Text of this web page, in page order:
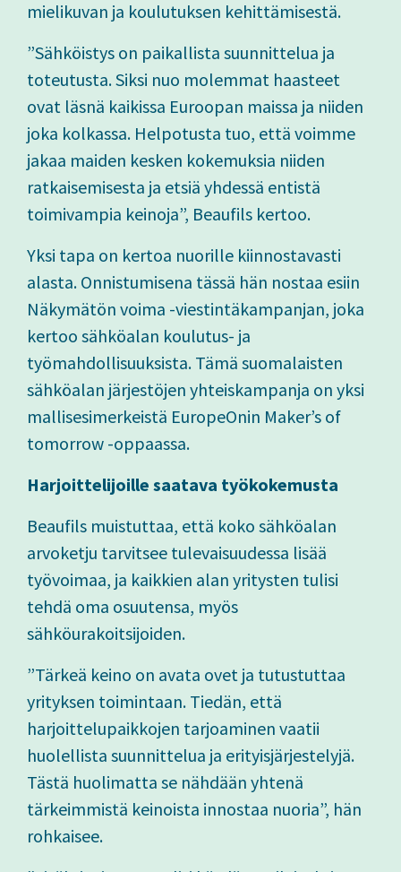
mielikuvan ja koulutuksen kehittämisestä.
”Sähköistys on paikallista suunnittelua ja
toteutusta. Siksi nuo molemmat haasteet
ovat läsnä kaikissa Euroopan maissa ja niiden
joka kolkassa. Helpotusta tuo, että voimme
jakaa maiden kesken kokemuksia niiden
ratkaisemisesta ja etsiä yhdessä entistä
toimivampia keinoja”, Beaufils kertoo.
Yksi tapa on kertoa nuorille kiinnostavasti
alasta. Onnistumisena tässä hän nostaa esiin
Näkymätön voima -viestintäkampanjan, joka
kertoo sähköalan koulutus- ja
työmahdollisuuksista. Tämä suomalaisten
sähköalan järjestöjen yhteiskampanja on yksi
mallisesimerkeistä EuropeOnin Maker’s of
tomorrow -oppaassa.
Harjoittelijoille saatava työkokemusta
Beaufils muistuttaa, että koko sähköalan
arvoketju tarvitsee tulevaisuudessa lisää
työvoimaa, ja kaikkien alan yritysten tulisi
tehdä oma osuutensa, myös
sähköurakoitsijoiden.
”Tärkeä keino on avata ovet ja tutustuttaa
yrityksen toimintaan. Tiedän, että
harjoittelupaikkojen tarjoaminen vaatii
huolellista suunnittelua ja erityisjärjestelyjä.
Tästä huolimatta se nähdään yhtenä
tärkeimmistä keinoista innostaa nuoria”, hän
rohkaisee.